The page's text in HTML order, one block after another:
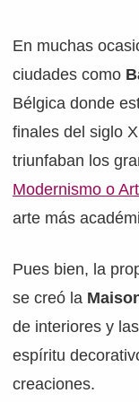
En muchas
ciudades como
Bélgica donde
finales del siglo
triunfaban los
Modernismo o
arte más
Pues bien, la
se creó la
de interiores y
espíritu
creaciones.